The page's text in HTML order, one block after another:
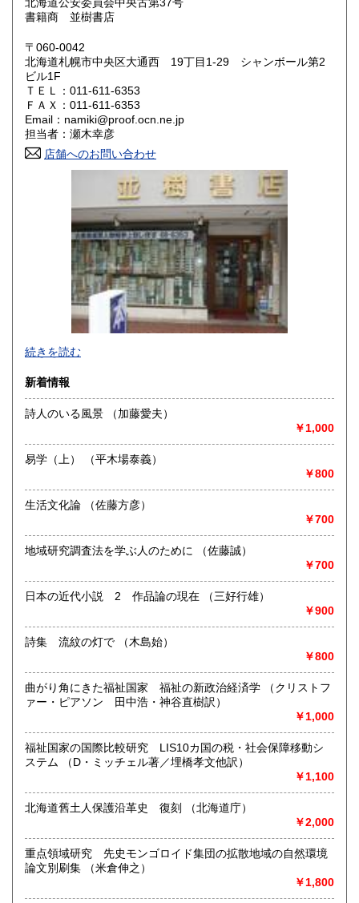
鳥取県 1,380円 島根県 1,380円
岡山県 1,380円
山口県
1,380円 愛媛県
1,380円 福岡県
1,380円 長崎県
1,380円 大分県
1,380円 鹿児島県
北海道公安委員会中央古第37号
書籍商 並樹書店
〒060-0042
北海道札幌市中央区大通西 19丁目1-29 シャンボール第2
ビル1F
ＴＥＬ：011-611-6353
ＦＡＸ：011-611-6353
Email：namiki@proof.ocn.ne.jp
担当者：瀬木幸彦
店舗へのお問い合わせ
沿線名：市営地下鉄東西線
最寄駅：西18丁目駅 1番出口向、又は2番出口より西に徒歩
2分
営業時間：午前10時から午後6時
書籍の買取について
古書全般（限定本・豆本・版画）
続きを読む
新着情報
詩人のいる風景 （加藤愛夫）
￥1,000
易学（上） （平木場泰義）
￥800
生活文化論 （佐藤方彦）
￥700
地域研究調査法を学ぶ人のために （佐藤誠）
￥700
日本の近代小説 2 作品論の現在 （三好行雄）
￥900
詩集 流紋の灯で （木島始）
￥800
曲がり角にきた福祉国家 福祉の新政治経済学 （クリストフ
ァー・ピアソン 田中浩・神谷直樹訳）
￥1,000
福祉国家の国際比較研究 LIS10カ国の税・社会保障移動シ
ステム （D・ミッチェル著／埋橋孝文他訳）
￥1,100
北海道舊土人保護沿革史 復刻 （北海道庁）
￥2,000
重点領域研究 先史モンゴロイド集団の拡散地域の自然環境
論文別刷集 （米倉伸之）
￥1,800